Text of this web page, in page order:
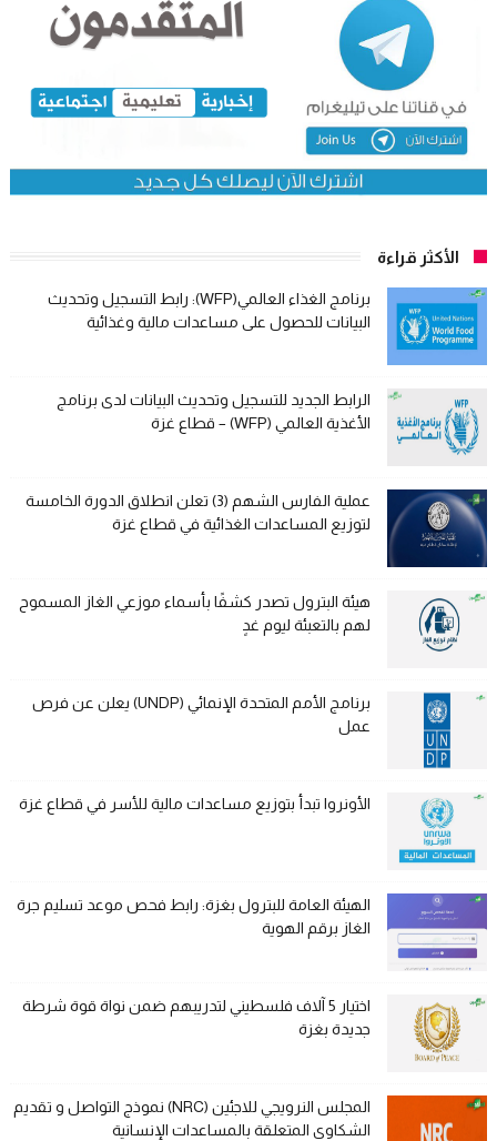
الأكثر قراءة
برنامج الغذاء العالمي(WFP): رابط التسجيل وتحديث
البيانات للحصول على مساعدات مالية وغذائية
الرابط الجديد للتسجيل وتحديث البيانات لدى برنامج
الأغذية العالمي (WFP) – قطاع غزة
عملية الفارس الشهم (3) تعلن انطلاق الدورة الخامسة
لتوزيع المساعدات الغذائية في قطاع غزة
هيئة البترول تصدر كشفًا بأسماء موزعي الغاز المسموح
لهم بالتعبئة ليوم غدٍ
برنامج الأمم المتحدة الإنمائي (UNDP) يعلن عن فرص
عمل
الأونروا تبدأ بتوزيع مساعدات مالية للأسر في قطاع غزة
الهيئة العامة للبترول بغزة: رابط فحص موعد تسليم جرة
الغاز برقم الهوية
اختيار 5 آلاف فلسطيني لتدريبهم ضمن نواة قوة شرطة
جديدة بغزة
المجلس النرويجي للاجئين (NRC) نموذج التواصل و تقديم
الشكاوى المتعلقة بالمساعدات الإنسانية